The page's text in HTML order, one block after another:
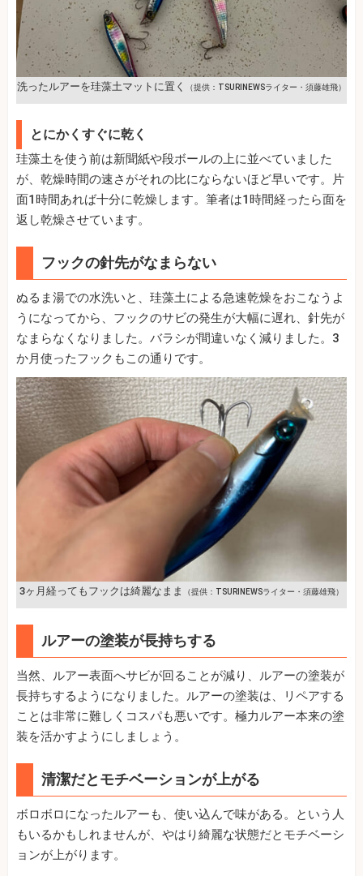
洗ったルアーを珪藻土マットに置く （提供：TSURINEWSライター・須藤雄飛）
とにかくすぐに乾く
珪藻土を使う前は新聞紙や段ボールの上に並べていました
が、乾燥時間の速さがそれの比にならないほど早いです。片
面1時間あれば十分に乾燥します。筆者は1時間経ったら面を
返し乾燥させています。
フックの針先がなまらない
ぬるま湯での水洗いと、珪藻土による急速乾燥をおこなうよ
うになってから、フックのサビの発生が大幅に遅れ、針先が
なまらなくなりました。バラシが間違いなく減りました。3
か月使ったフックもこの通りです。
3ヶ月経ってもフックは綺麗なまま （提供：TSURINEWSライター・須藤雄飛）
ルアーの塗装が長持ちする
当然、ルアー表面へサビが回ることが減り、ルアーの塗装が
長持ちするようになりました。ルアーの塗装は、リペアする
ことは非常に難しくコスパも悪いです。極力ルアー本来の塗
装を活かすようにしましょう。
清潔だとモチベーションが上がる
ボロボロになったルアーも、使い込んで味がある。という人
もいるかもしれませんが、やはり綺麗な状態だとモチベーシ
ョンが上がります。